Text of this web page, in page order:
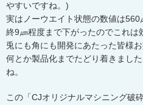
やすいですね。)
実はノーウエイト状態の数値は
終9㎛程度まで下がったのでこれは
兎にも角にも開発にあたった皆様
何とか製品化までたどり着きまし
ね。
この「CJオリジナルマシニング破